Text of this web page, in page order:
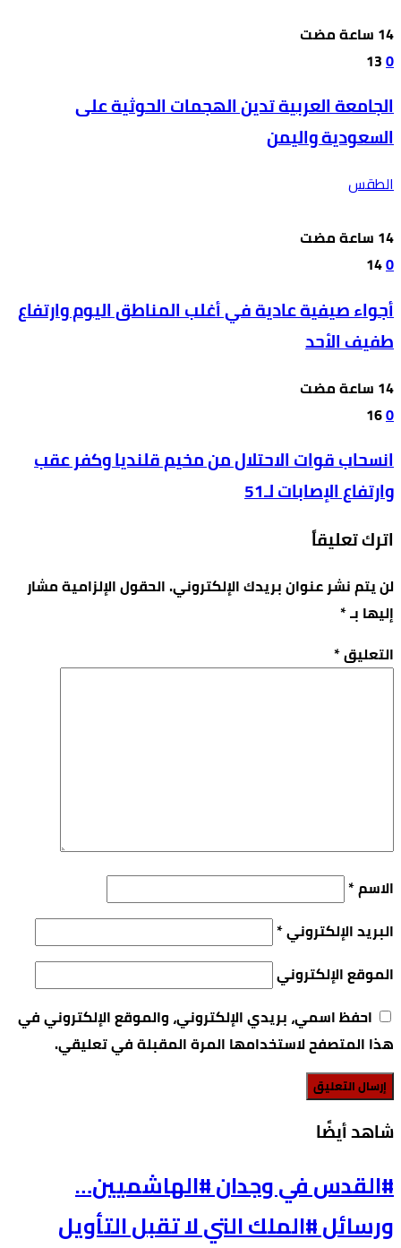
0
13
الجامعة العربية تدين الهجمات الحوثية على
السعودية واليمن
الطقس
0
14
أجواء صيفية عادية في أغلب المناطق اليوم وارتفاع
طفيف الأحد
0
16
انسحاب قوات الاحتلال من مخيم قلنديا وكفر عقب
وارتفاع الإصابات لـ51
اترك تعليقاً
لن يتم نشر عنوان بريدك الإلكتروني.الحقول الإلزامية مشار
إليها بـ*
التعليق*
الاسم*
البريد الإلكتروني*
الموقع الإلكتروني
احفظ اسمي، بريدي الإلكتروني، والموقع الإلكتروني في
هذا المتصفح لاستخدامها المرة المقبلة في تعليقي.
‫شاهد أيضًا‬
#القدس في وجدان #الهاشميين…
ورسائل #الملك التي لا تقبل التأويل